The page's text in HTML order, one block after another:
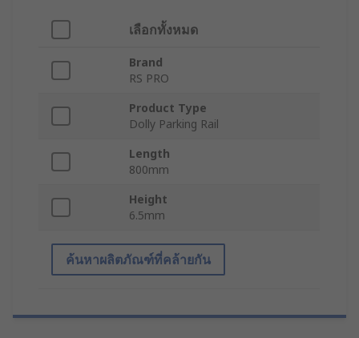
เลือกทั้งหมด
Brand
RS PRO
Product Type
Dolly Parking Rail
Length
800mm
Height
6.5mm
ค้นหาผลิตภัณฑ์ที่คล้ายกัน